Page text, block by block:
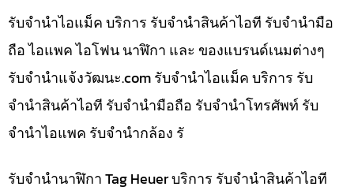
รับจำนำไอแม็ค บริการ รับจำนำสินค้าไอที รับจำนำมือ
ถือ ไอแพค ไอโฟน นาฬิกา และ ของแบรนด์เนมต่างๆ
รับจํานําแจ้งวัฒนะ.com รับจำนำไอแม็ค บริการ รับ
จำนำสินค้าไอที รับจำนำมือถือ รับจำนำโทรศัพท์ รับ
จำนำไอแพค รับจำนำกล้อง รั
รับจำนำนาฬิกา Tag Heuer บริการ รับจำนำสินค้าไอที